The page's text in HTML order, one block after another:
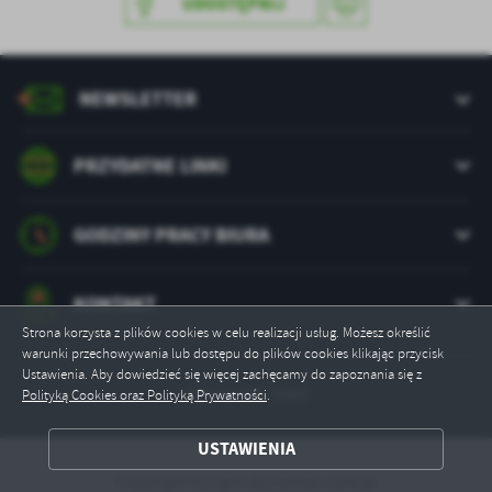
Strona korzysta z plików cookies w celu realizacji usług. Możesz określić
warunki przechowywania lub dostępu do plików cookies klikając przycisk
Ustawienia. Aby dowiedzieć się więcej zachęcamy do zapoznania się z
Polityką Cookies oraz Polityką Prywatności.
USTAWIENIA
Firmy te działają w charakterze pośredników prezentujących nasze
treści w postaci wiadomości, ofert, komunikatów mediów
społecznościowych.
ZAPISZ WYBRANE
PRZYDATNE LINKI
NEWSLETTER
GODZINY PRACY BIURA
KONTAKT
Odwiedzin: 8389